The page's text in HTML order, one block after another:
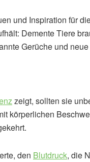
und Inspiration für
Demente Tiere
Gerüche und
zeigt, sollten sie
körperlichen
den Blutdruck, die